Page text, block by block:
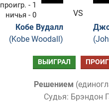
проигр. - 1
ничья - 0
Кобе Вудалл
(Kobe Woodall)
VS
ВЫИГРАЛ
Решением (
Судья: Брэндон